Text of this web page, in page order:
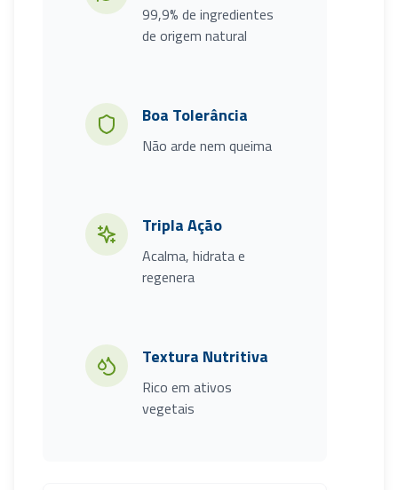
99,9% de ingredientes
de origem natural
Boa Tolerância
Não arde nem queima
Tripla Ação
Acalma, hidrata e
regenera
Textura Nutritiva
Rico em ativos
vegetais